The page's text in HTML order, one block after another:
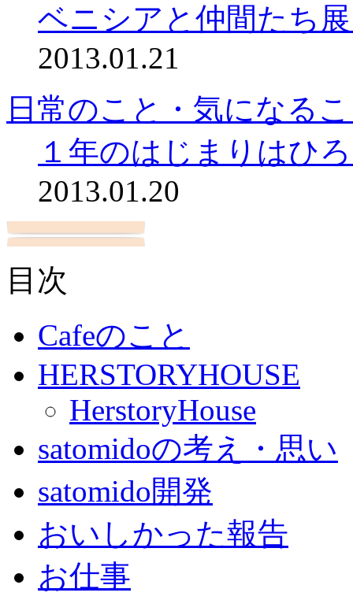
ベニシアと仲間たち
2013.01.21
日常のこと・気になる
１年のはじまりはひ
2013.01.20
目次
Cafeのこと
HERSTORYHOUSE
HerstoryHouse
satomidoの考え・思い
satomido開発
おいしかった報告
お仕事